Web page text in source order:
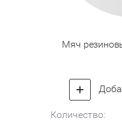
Мяч
Количество: